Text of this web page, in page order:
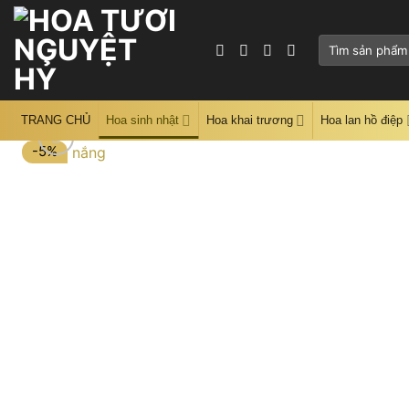
Skip
content
Tìm
TRANG CHỦ Hoa sinh nhật Hoa khai trương Hoa lan hồ điệp
-5%